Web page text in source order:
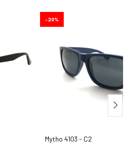
Mytho 4103 - C2
20